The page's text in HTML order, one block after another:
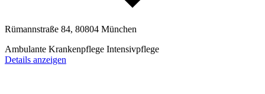
Rümannstraße 84, 80804 München
Ambulante Krankenpflege Intensivpflege
Details anzeigen